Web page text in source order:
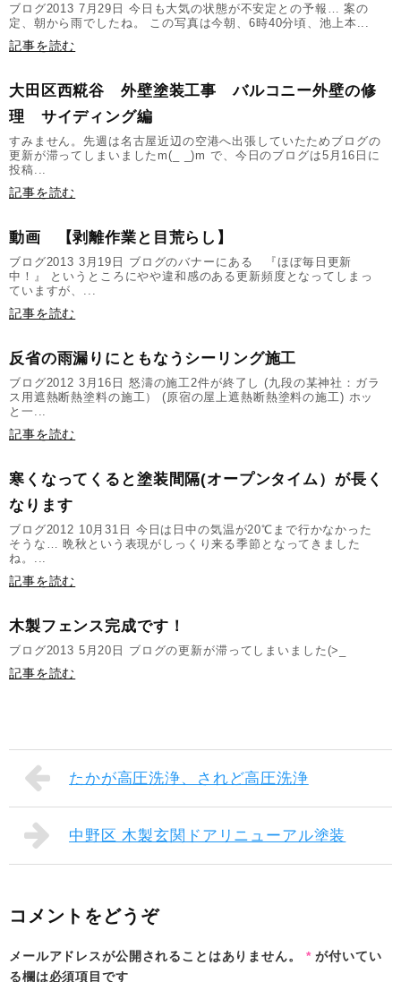
ブログ2013 7月29日 今日も大気の状態が不安定との予報… 案の
定、朝から雨でしたね。 この写真は今朝、6時40分頃、池上本...
記事を読む
大田区西糀谷 外壁塗装工事 バルコニー外壁の修
理 サイディング編
すみません。先週は名古屋近辺の空港へ出張していたためブログの
更新が滞ってしまいましたm(_ _)m で、今日のブログは5月16日に
投稿...
記事を読む
動画 【剥離作業と目荒らし】
ブログ2013 3月19日 ブログのバナーにある 『ほぼ毎日更新
中！』 というところにやや違和感のある更新頻度となってしまっ
ていますが、...
記事を読む
反省の雨漏りにともなうシーリング施工
ブログ2012 3月16日 怒濤の施工2件が終了し (九段の某神社：ガラ
ス用遮熱断熱塗料の施工） (原宿の屋上遮熱断熱塗料の施工) ホッ
と一...
記事を読む
寒くなってくると塗装間隔(オープンタイム）が長く
なります
ブログ2012 10月31日 今日は日中の気温が20℃まで行かなかった
そうな… 晩秋という表現がしっくり来る季節となってきました
ね。...
記事を読む
木製フェンス完成です！
ブログ2013 5月20日 ブログの更新が滞ってしまいました(>_
記事を読む
たかが高圧洗浄、されど高圧洗浄
中野区 木製玄関ドアリニューアル塗装
コメントをどうぞ
メールアドレスが公開されることはありません。 *が付いてい
る欄は必須項目です